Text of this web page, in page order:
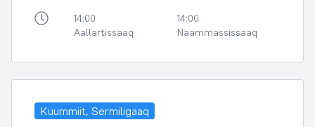
14:00
Aallartissaaq
14:00
Naammassissaaq
Kuummiit, Sermiligaaq